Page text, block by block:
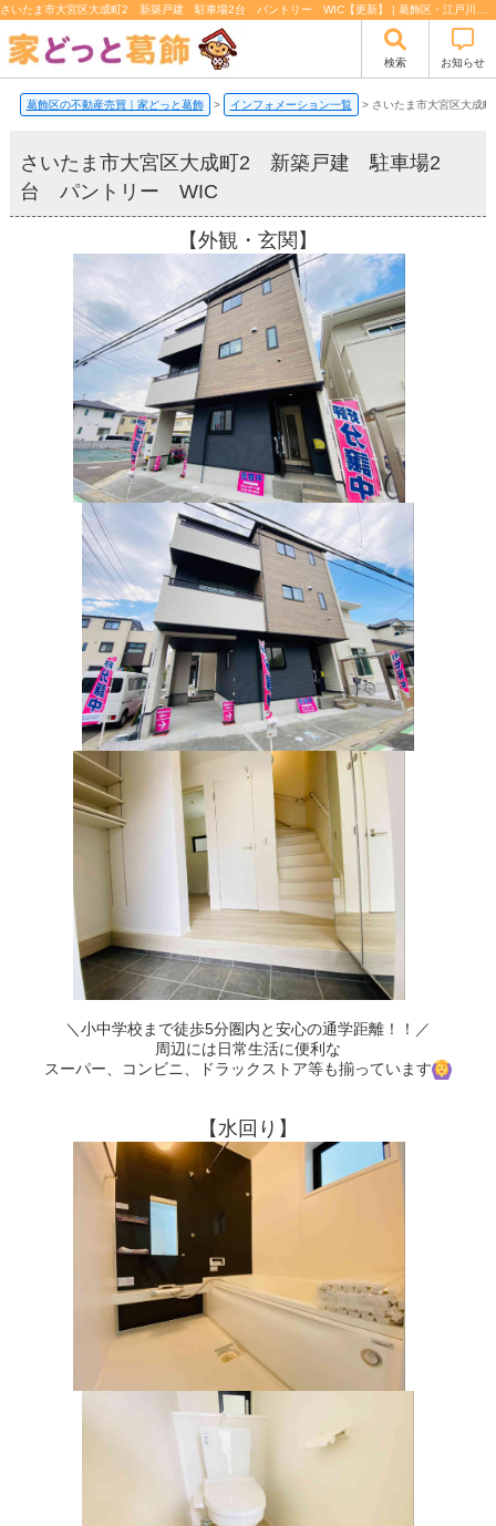
検索 お知らせ
葛飾区の不動産売買｜家どっと葛飾 > インフォメーション一覧 > さいたま市大宮区大
さいたま市大宮区大成町2 新築戸建 駐車場2
台 パントリー WIC
【外観・玄関】
＼小中学校まで徒歩5分圏内と安心の通学距離！！／
周辺には日常生活に便利な
スーパー、コンビニ、ドラックストア等も揃っています
【水回り】